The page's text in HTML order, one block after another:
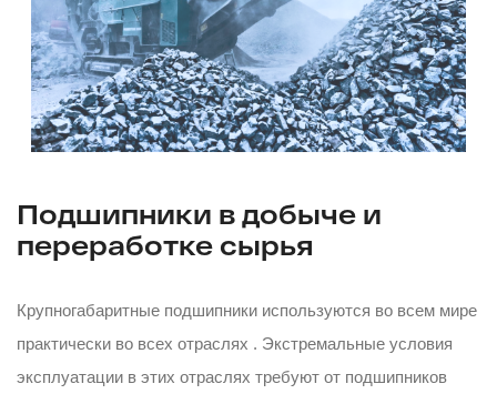
Подшипники в добыче и
переработке сырья
Крупногабаритные подшипники используются во всем мире
практически во всех отраслях . Экстремальные условия
эксплуатации в этих отраслях требуют от подшипников